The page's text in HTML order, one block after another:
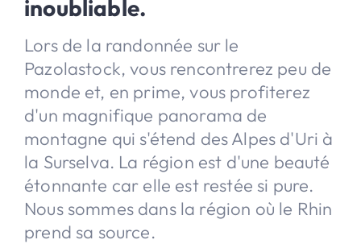
inoubliable.
Lors de la randonnée sur le
Pazolastock, vous rencontrerez peu de
monde et, en prime, vous profiterez
d'un magnifique panorama de
montagne qui s'étend des Alpes d'Uri à
la Surselva. La région est d'une beauté
étonnante car elle est restée si pure.
Nous sommes dans la région où le Rhin
prend sa source.